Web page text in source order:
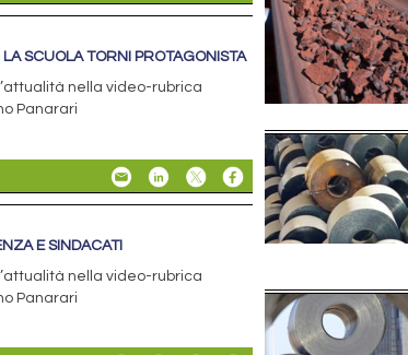
LA SCUOLA TORNI PROTAGONISTA
nella video-rubrica
Panarari
E SINDACATI
nella video-rubrica
Panarari